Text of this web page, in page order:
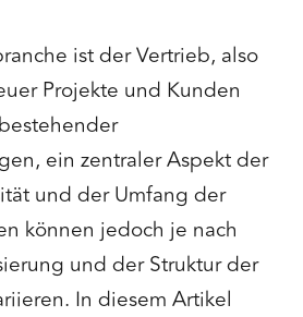
ist der Vertrieb, also
Projekte und Kunden
ein zentraler Aspekt der
und der Umfang der
können jedoch je nach
und der Struktur der
In diesem Artikel